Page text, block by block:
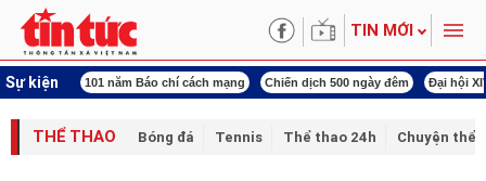
TIN MỚI
Sự kiện
tên Bác 101 năm Báo chí cách mạng Chiến dịch 500 ngày đêm Đại hội
THỂ THAO Bóng đá Tennis Thể thao 24h Chuyện thể